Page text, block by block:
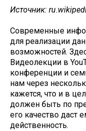
Источник:
Современные
для реализации
возможностей.
Видеолекции в
конференции и
нам через
кажется, что и в
должен быть по
его качество даст
действенность.